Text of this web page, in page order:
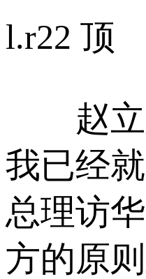
l.r22 顶
赵立
我已经
总理访
方的原